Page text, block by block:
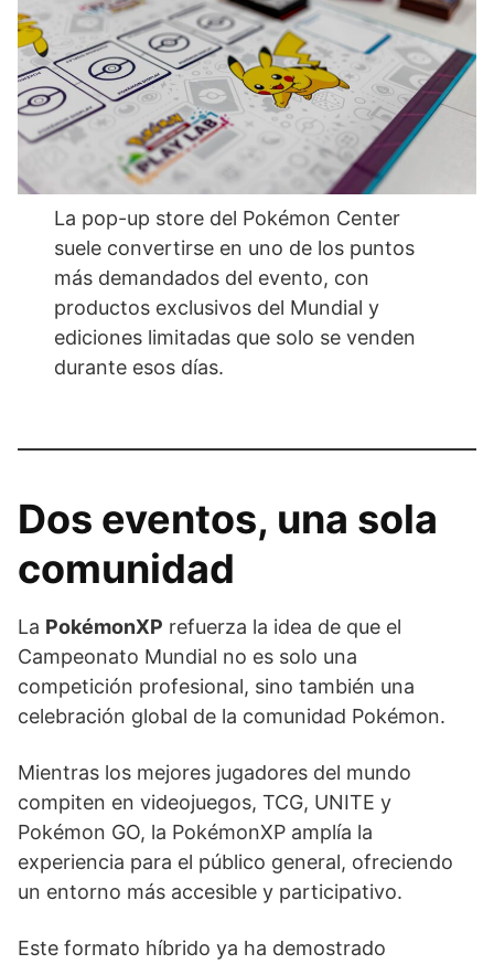
La pop-up store del Pokémon Center
suele convertirse en uno de los puntos
más demandados del evento, con
productos exclusivos del Mundial y
ediciones limitadas que solo se venden
durante esos días.
Dos eventos, una sola
comunidad
La PokémonXP refuerza la idea de que el
Campeonato Mundial no es solo una
competición profesional, sino también una
celebración global de la comunidad Pokémon.
Mientras los mejores jugadores del mundo
compiten en videojuegos, TCG, UNITE y
Pokémon GO, la PokémonXP amplía la
experiencia para el público general, ofreciendo
un entorno más accesible y participativo.
Este formato híbrido ya ha demostrado